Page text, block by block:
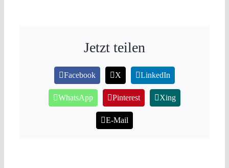
Jetzt teilen
Facebook X LinkedIn
WhatsApp Pinterest Xing
E-Mail